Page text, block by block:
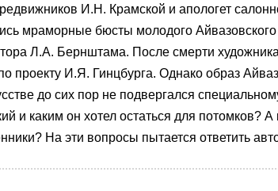
И.Н. Крамской и апологет
мраморные бюсты молодого
Л.А. Бернштама. После смерти
проекту И.Я. Гинцбурга. Однако образ
до сих пор не подвергался
и каким он хотел остаться для потомков?
На эти вопросы пытается ответить